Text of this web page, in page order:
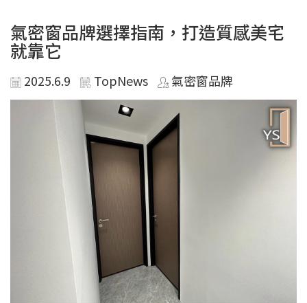
氣密窗品牌選擇指南，打造質感美宅
就靠它
2025.6.9 TopNews 氣密窗品牌